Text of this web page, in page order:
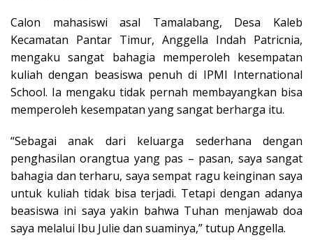
Calon mahasiswi asal Tamalabang, Desa Kaleb
Kecamatan Pantar Timur, Anggella Indah Patricnia,
mengaku sangat bahagia memperoleh kesempatan
kuliah dengan beasiswa penuh di IPMI International
School. Ia mengaku tidak pernah membayangkan bisa
memperoleh kesempatan yang sangat berharga itu.
“Sebagai anak dari keluarga sederhana dengan
penghasilan orangtua yang pas – pasan, saya sangat
bahagia dan terharu, saya sempat ragu keinginan saya
untuk kuliah tidak bisa terjadi. Tetapi dengan adanya
beasiswa ini saya yakin bahwa Tuhan menjawab doa
saya melalui Ibu Julie dan suaminya,” tutup Anggella.